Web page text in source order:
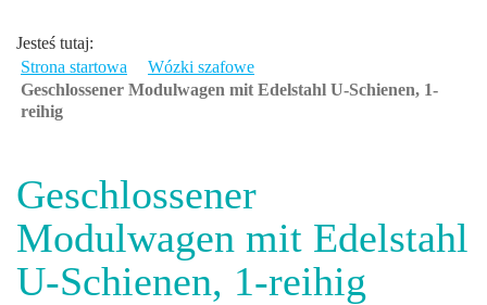
Jesteś tutaj:
Strona startowa
Wózki szafowe
Geschlossener Modulwagen mit Edelstahl U-Schienen, 1-
reihig
Geschlossener
Modulwagen mit Edelstahl
U-Schienen, 1-reihig